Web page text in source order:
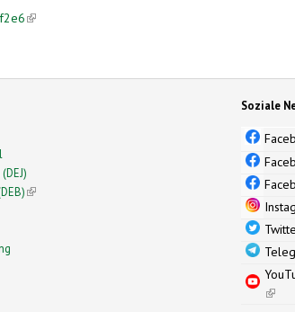
(link is external)
(link is external)
Soziale
(link